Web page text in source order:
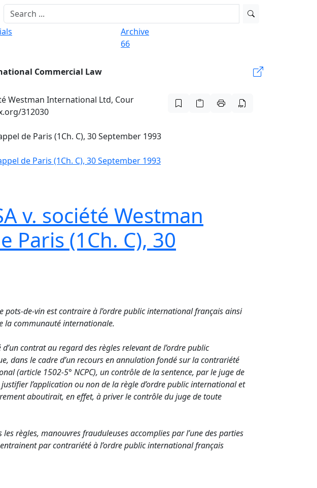
Archive
66
Commercial Law
Westman International Ltd, Cour
312030
de Paris (1Ch. C), 30 September 1993
de Paris (1Ch. C), 30 September 1993
v. société Westman
Paris (1Ch. C), 30
pots-de-vin est contraire à l’ordre public international français ainsi
la communauté internationale.
contrat au regard des règles relevant de l’ordre public
dans le cadre d’un recours en annulation fondé sur la contrariété
(article 1502-5° NCPC), un contrôle de la sentence, par le juge de
l’application ou non de la règle d’ordre public international et
aboutirait, en effet, à priver le contrôle du juge de toute
règles, manouvres frauduleuses accomplies par l’une des parties
par contrariété à l’ordre public international français